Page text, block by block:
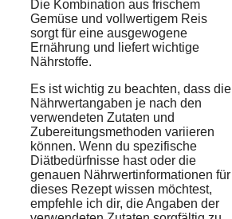
Die Kombination aus frischem
Gemüse und vollwertigem Reis
sorgt für eine ausgewogene
Ernährung und liefert wichtige
Nährstoffe.
Es ist wichtig zu beachten, dass die
Nährwertangaben je nach den
verwendeten Zutaten und
Zubereitungsmethoden variieren
können. Wenn du spezifische
Diätbedürfnisse hast oder die
genauen Nährwertinformationen für
dieses Rezept wissen möchtest,
empfehle ich dir, die Angaben der